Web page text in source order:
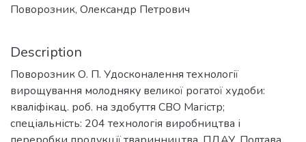
Поворозник, Олександр Петрович
Description
Поворозник О. П. Удосконалення технології
вирощування молодняку великої рогатої худоби:
кваліфікац. роб. на здобуття СВО Магістр;
спеціальність: 204 технологія виробництва і